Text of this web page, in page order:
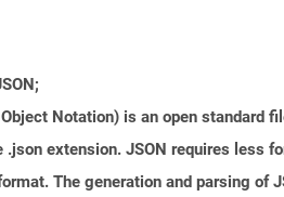
Notation) is an open standard
.json extension. JSON requires less
The generation and parsing